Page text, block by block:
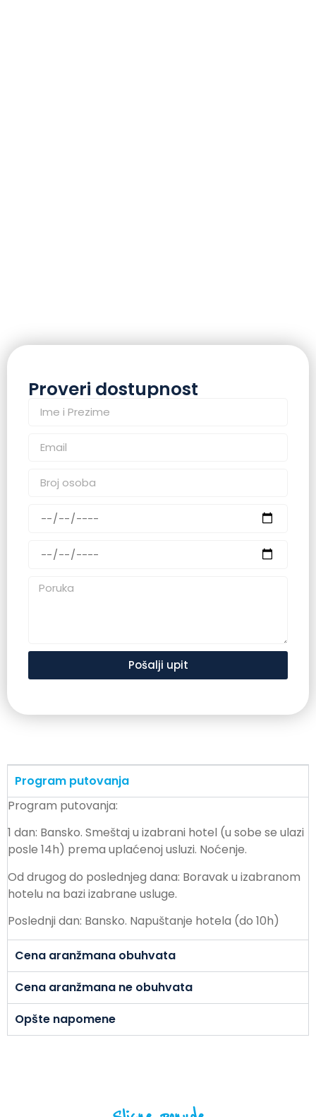
Proveri dostupnost
Pošalji upit
Program putovanja
Program putovanja:
1 dan: Bansko. Smeštaj u izabrani hotel (u sobe se ulazi
posle 14h) prema uplaćenoj usluzi. Noćenje.
Od drugog do poslednjeg dana: Boravak u izabranom
hotelu na bazi izabrane usluge.
Poslednji dan: Bansko. Napuštanje hotela (do 10h)
Cena aranžmana obuhvata
Cena aranžmana ne obuhvata
Opšte napomene